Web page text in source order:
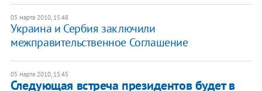
05 марта 2010, 15:48
Украина и Сербия заключили
межправительственное Соглашение
05 марта 2010, 15:45
Следующая встреча президентов будет в